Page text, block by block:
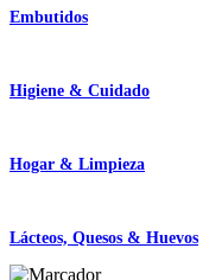
Embutidos
Higiene & Cuidado
Hogar & Limpieza
Lácteos, Quesos & Huevos